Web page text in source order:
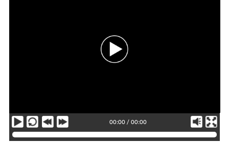
Reproductor video Atletismo
00:00/00:00